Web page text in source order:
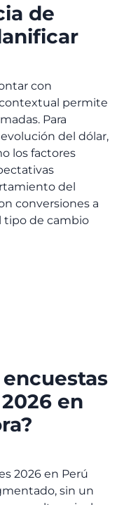
de
con
permite
Para
del dólar,
los factores
del
conversiones a
tipo de cambio
en
2026 en Perú
sin un